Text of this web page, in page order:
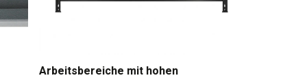
Arbeitsbereiche mit hohen